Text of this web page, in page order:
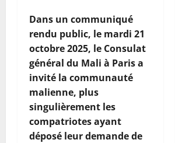
Dans un communiqué
rendu public, le mardi 21
octobre 2025, le Consulat
général du Mali à Paris a
invité la communauté
malienne, plus
singulièrement les
compatriotes ayant
déposé leur demande de